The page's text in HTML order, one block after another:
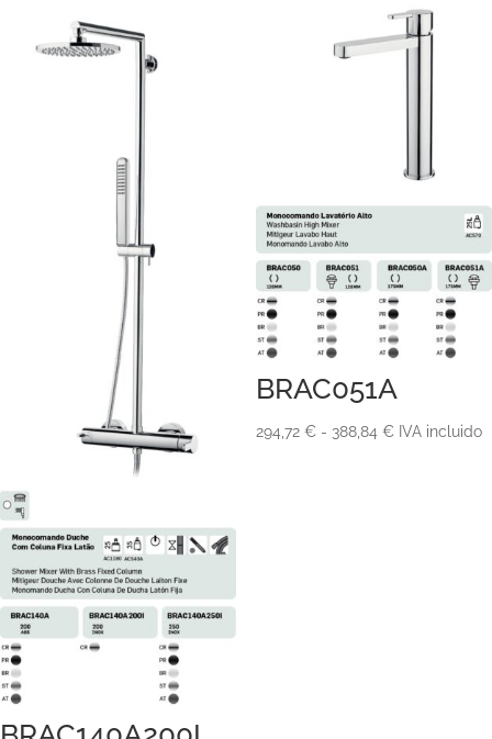
hasta
BRAC051A
294,72 € - 388,84 €Rango
IVA incluido